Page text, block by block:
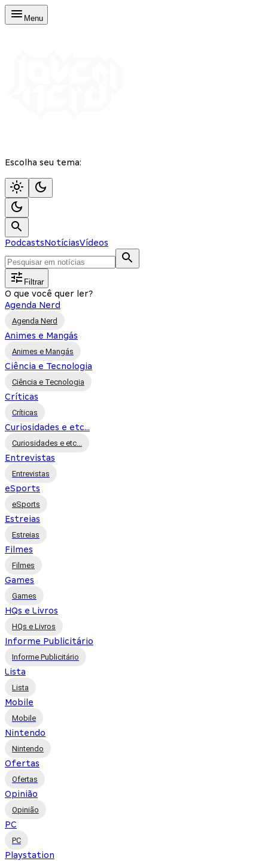
Menu
Escolha seu tema:
PodcastsNotíciasVídeos
Filtrar
O que você quer ler?
Agenda Nerd
Agenda Nerd
Animes e Mangás
Animes e Mangás
Ciência e Tecnologia
Ciência e Tecnologia
Críticas
Críticas
Curiosidades e etc...
Curiosidades e etc...
Entrevistas
Entrevistas
eSports
eSports
Estreias
Estreias
Filmes
Filmes
Games
Games
HQs e Livros
HQs e Livros
Informe Publicitário
Informe Publicitário
Lista
Lista
Mobile
Mobile
Nintendo
Nintendo
Ofertas
Ofertas
Opinião
Opinião
PC
PC
Playstation